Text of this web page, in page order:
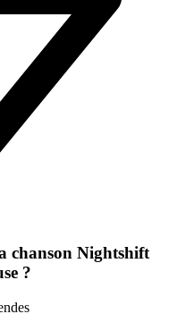
chanson Nightshift
?